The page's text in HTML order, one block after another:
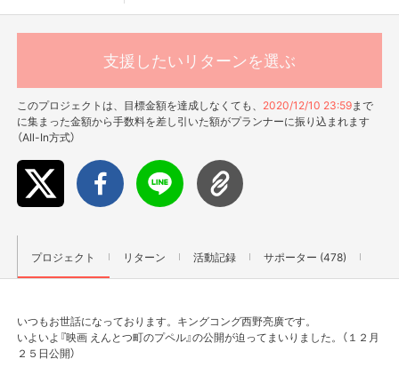
支援したいリターンを選ぶ
このプロジェクトは、目標金額を達成しなくても、 2020/12/10 23:59まで
に集まった金額から手数料を差し引いた額がプランナーに振り込まれます
（All-In方式）
プロジェクト リターン 活動記録 サポーター (478)
いつもお世話になっております。キングコング西野亮廣です。
いよいよ『映画 えんとつ町のプペル』の公開が迫ってまいりました。（１２月
２５日公開）